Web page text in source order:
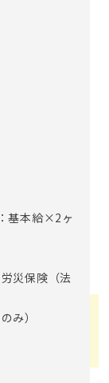
基本給×2ヶ
災保険（法
み）